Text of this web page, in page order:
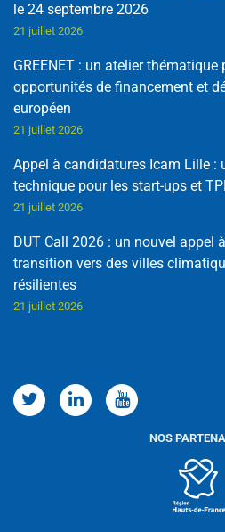
le 24 septembre 2026
21 juillet 2026
GREENET : un atelier
opportunités de financement et
européen
21 juillet 2026
Appel à candidatures Icam Lille :
technique pour les start-ups et
21 juillet 2026
DUT Call 2026 : un nouvel appel
transition vers des villes
résilientes
21 juillet 2026